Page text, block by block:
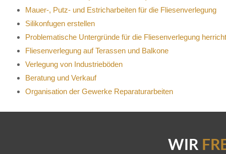
Mauer-, Putz- und Estricharbeiten für die Fliesenverlegung
Silikonfugen erstellen
Problematische Untergründe für die Fliesenverlegung
Fliesenverlegung auf Terassen und Balkone
Verlegung von Industrieböden
Beratung und Verkauf
Organisation der Gewerke Reparaturarbeiten
WIR